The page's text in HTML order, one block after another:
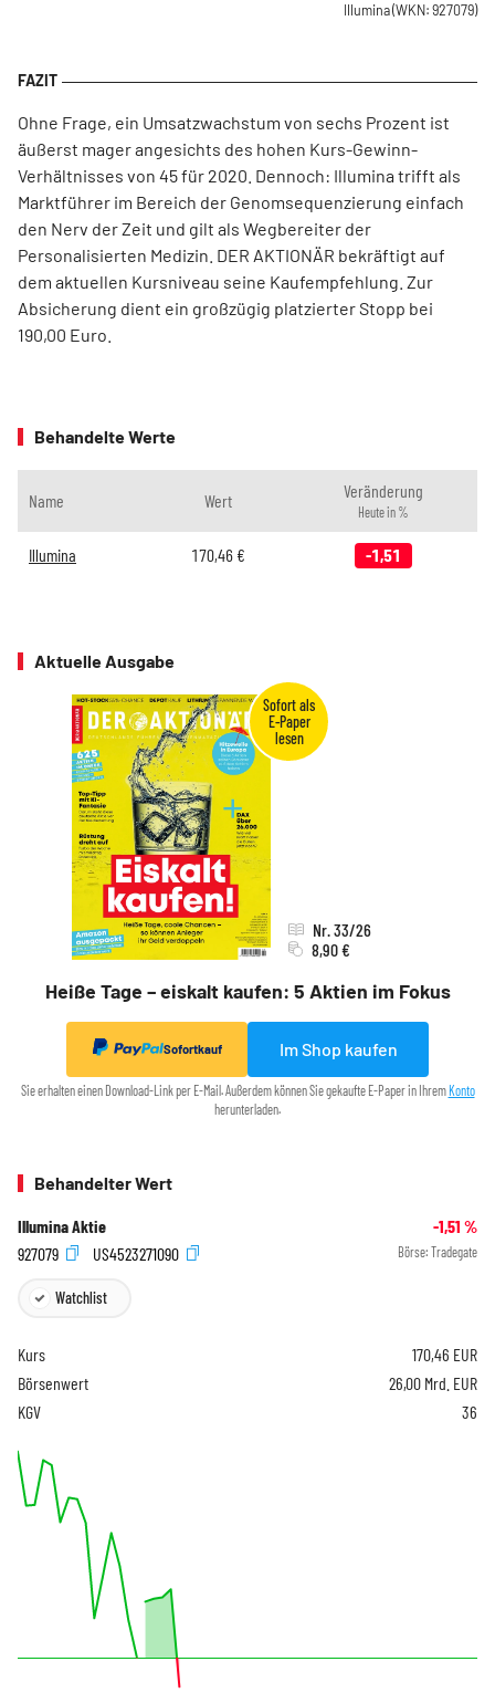
Illumina(WKN: 927079)
Ohne Frage, ein Umsatzwachstum von sechs Prozent ist
äußerst mager angesichts des hohen Kurs-Gewinn-
Verhältnisses von 45 für 2020. Dennoch: Illumina trifft als
Marktführer im Bereich der Genomsequenzierung einfach
den Nerv der Zeit und gilt als Wegbereiter der
Personalisierten Medizin. DER AKTIONÄR bekräftigt auf
dem aktuellen Kursniveau seine Kaufempfehlung. Zur
Absicherung dient ein großzügig platzierter Stopp bei
190,00 Euro.
Behandelte Werte
Name Wert Veränderung
Heute in %
Illumina 170,46€ -1,51
Aktuelle Ausgabe
Heiße Tage – eiskalt kaufen: 5 Aktien im Fokus
Nr. 33/26
8,90 €
Sofortkauf Im Shop kaufen
Sie erhalten einen Download-Link per E-Mail. Außerdem können Sie gekaufte E-Paper in IhremKonto
herunterladen.
Behandelter Wert
Illumina Aktie -1,51 %
927079
US4523271090 Börse: Tradegate
Watchlist
Kurs 170,46 EUR
Börsenwert
26,00 Mrd. EUR
KGV
36